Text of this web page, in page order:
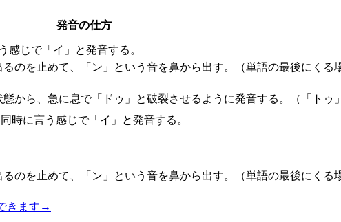
発音の仕方
感じで「イ」と発音する。
のを止めて、「ン」という音を鼻から出す。（単語の最後にくる
から、急に息で「ドゥ」と破裂させるように発音する。（「トゥ
時に言う感じで「イ」と発音する。
のを止めて、「ン」という音を鼻から出す。（単語の最後にくる
きます →